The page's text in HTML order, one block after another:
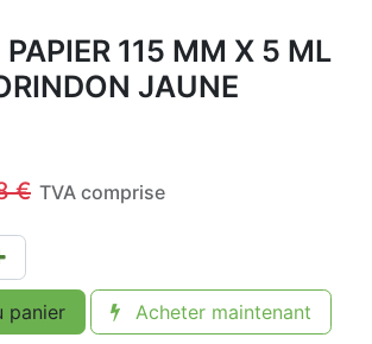
115 MM X 5 ML
JAUNE
€ TVA comprise
panier Acheter maintenant